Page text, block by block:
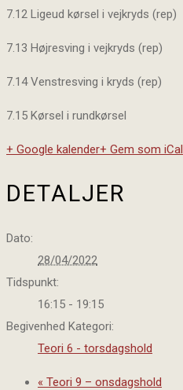
7.12 Ligeud kørsel i vejkryds (rep)
7.13 Højresving i vejkryds (rep)
7.14 Venstresving i kryds (rep)
7.15 Kørsel i rundkørsel
+ Google kalender+ Gem som iCal
DETALJER
Dato:
28/04/2022
Tidspunkt:
16:15 - 19:15
Begivenhed Kategori:
Teori 6 - torsdagshold
« Teori 9 – onsdagshold